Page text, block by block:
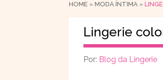
HOME » MODA ÍNTIMA »
Lingerie
Por: Blog da Lingerie